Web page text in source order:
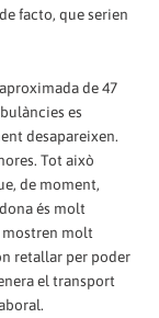
facto, que serien
de 47
es
desapareixen.
Tot això
de moment,
és molt
mostren molt
retallar per poder
el transport